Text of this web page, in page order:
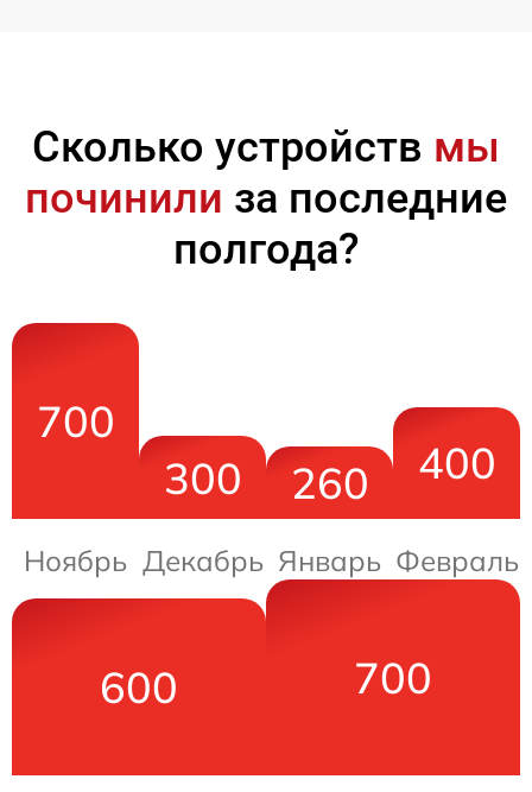
Сколько устройств мы
починили за последние
полгода?
700
Ноябрь
300
Декабрь
260
Январь
400
Февраль
600 700